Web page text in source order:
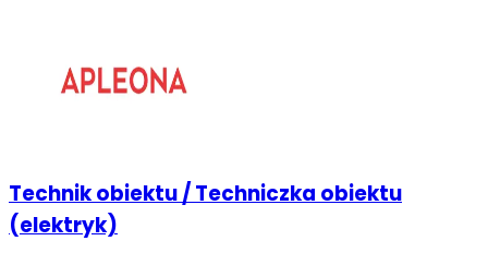
Technik obiektu / Techniczka obiektu
(elektryk)